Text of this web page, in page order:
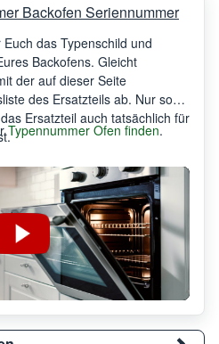
Backofen Seriennummer
das Typenschild und
Backofens. Gleicht
der auf dieser Seite
des Ersatzteils ab. Nur so
Ersatzteil auch tatsächlich für
Typennummer Ofen finden.